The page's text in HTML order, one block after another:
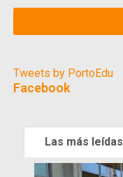
Tweets by PortoEdu
Facebook
Las más leídas